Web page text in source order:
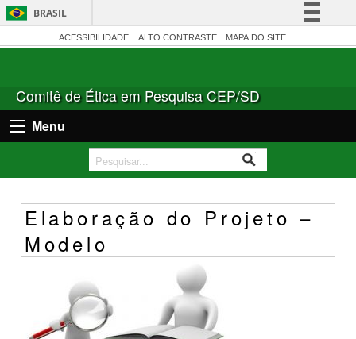
BRASIL
Simplifique!
Acesso à informação
Canais
ACESSIBILIDADE ALTO CONTRASTE MAPA DO SITE
Comitê de Ética em Pesquisa CEP/SD
Menu
Elaboração do Projeto –
Modelo